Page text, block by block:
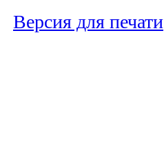
Версия для печати